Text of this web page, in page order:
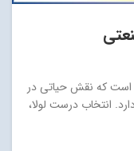
است که نقش حیاتی در
انتخاب درست لولا،